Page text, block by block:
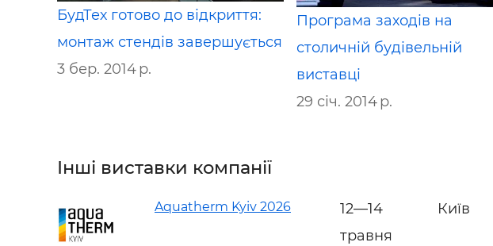
БудТех готово до відкриття:
монтаж стендів завершується
3 бер. 2014 р.
Програма заходів на
столичній будівельній
виставці
29 січ. 2014 р.
Інші виставки компанії
Aquatherm Kyiv 2026
12—14
травня
Київ